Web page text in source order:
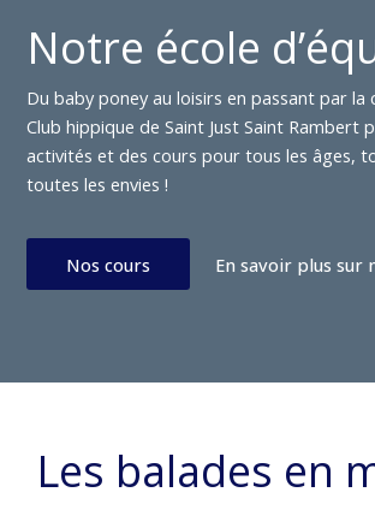
Notre école
Du baby poney au loisirs en passant par la
Club hippique de Saint Just Saint Rambert
activités et des cours pour tous les âges,
toutes les envies !
Nos cours En savoir plus sur
Les balades en